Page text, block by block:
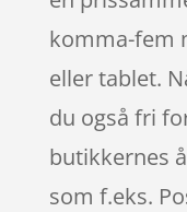
komma-fem
eller tablet.
du også fri
butikkernes
som f.eks.